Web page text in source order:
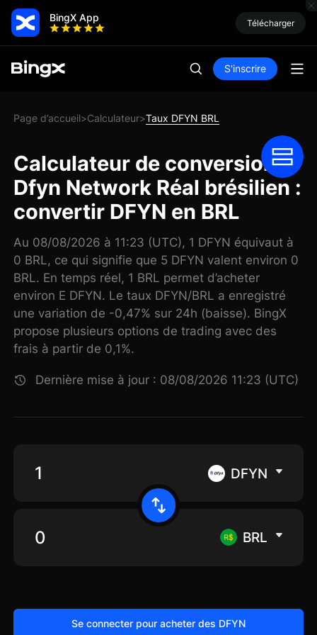
BingX App Télécharger
S'inscrire
Page d’accueil>Calculateur>Taux DFYN BRL
Calculateur de conversion
Dfyn Network Réal brésilien :
convertir DFYN en BRL
Au 08/08/2026 à 11:23 (UTC), 1 DFYN équivaut à
0 BRL, ce qui signifie que 5 DFYN valent environ 0
BRL. En temps réel, 1 BRL permet d’acheter
environ E DFYN. Le taux DFYN/BRL a enregistré
une variation de -0,47% sur 24h (baisse). BingX
propose plusieurs options de trading avec des
frais à partir de 0,1%.
Dernière mise à jour : 08/08/2026 11:23 (UTC)
DFYN
BRL
Se connecter pour acheter des DFYN